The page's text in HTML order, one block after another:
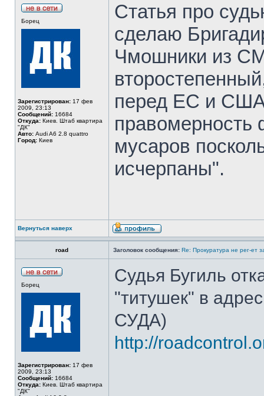
Борец
Зарегистрирован: 17 фев
2009, 23:13
Сообщений: 16684
Откуда: Киев. Штаб квартира
"ДК"
Авто: Audi A6 2.8 quattro
Город: Киев
Статья про
сделаю
Чмошники из
перед ЕС и
правомерность
мусаров
исчерпаны".
Вернуться наверх
road Заголовок сообщения: Re: Прокуратура не рег-ет
Борец
Зарегистрирован: 17 фев
2009, 23:13
Сообщений: 16684
Откуда: Киев. Штаб квартира
"ДК"
Судья Бугиль
"титушек" в
СУДА)
http://